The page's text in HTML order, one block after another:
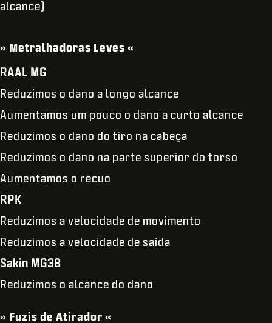
alcance)
» Metralhadoras Leves «
RAAL MG
Reduzimos o dano a longo alcance
Aumentamos um pouco o dano a curto alcance
Reduzimos o dano do tiro na cabeça
Reduzimos o dano na parte superior do torso
Aumentamos o recuo
RPK
Reduzimos a velocidade de movimento
Reduzimos a velocidade de saída
Sakin MG38
Reduzimos o alcance do dano
» Fuzis de Atirador «